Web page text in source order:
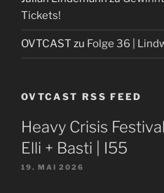
Tickets!
OVTCAST zu Folge 36 |
OVTCAST RSS FEED
Heavy Crisis
Elli + Basti | I55
19. MAI 2026